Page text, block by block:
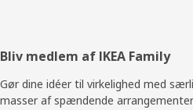
Footer
Bliv medlem af IKEA Family
Gør dine idéer til virkelighed med
masser af spændende